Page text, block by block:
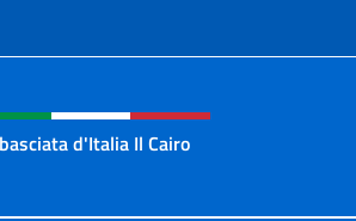
social e menù
d'Italia Il Cairo